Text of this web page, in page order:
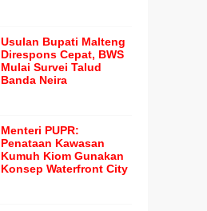
Usulan Bupati Malteng
Direspons Cepat, BWS
Mulai Survei Talud
Banda Neira
Menteri PUPR:
Penataan Kawasan
Kumuh Kiom Gunakan
Konsep Waterfront City